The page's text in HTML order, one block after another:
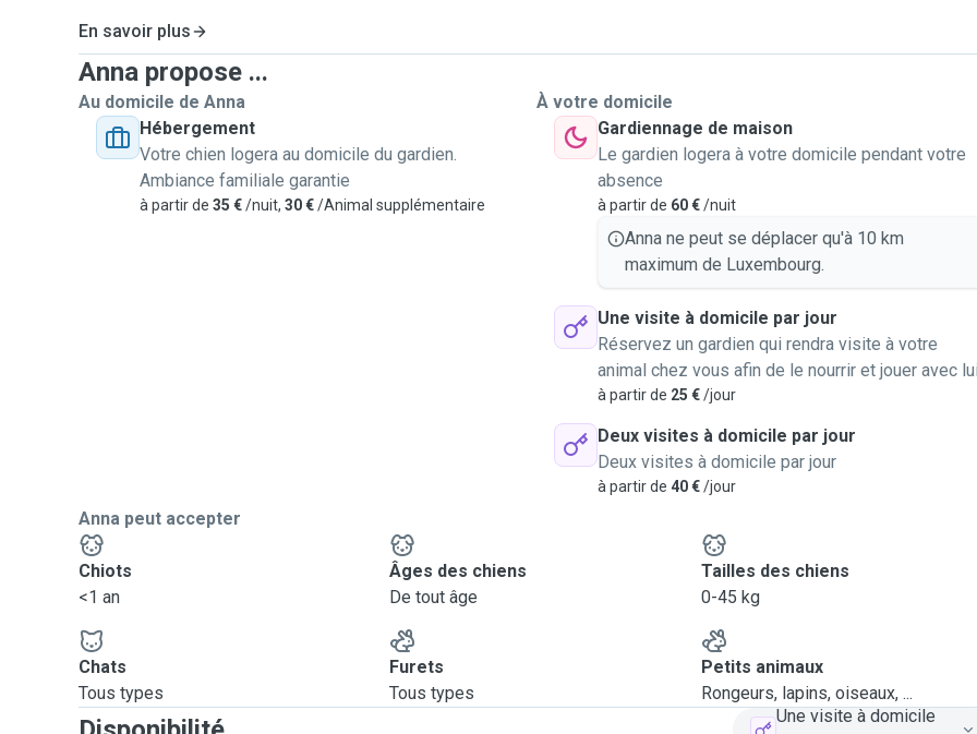
En savoir plus
Anna propose ...
Au domicile de Anna
Hébergement
Votre chien logera au domicile du gardien.
Ambiance familiale garantie
à partir de 35 €/nuit, 30 €/Animal supplémentaire
À votre domicile
Gardiennage de maison
Le gardien logera à votre domicile pendant votre
absence
à partir de 60 €/nuit
Anna ne peut se déplacer qu'à 10 km
maximum de Luxembourg.
Une visite à domicile par jour
Réservez un gardien qui rendra visite à votre
animal chez vous afin de le nourrir et jouer avec
à partir de 25 €/jour
Deux visites à domicile par jour
Deux visites à domicile par jour
à partir de 40 €/jour
Anna peut accepter
Chiots
<1 an
Âges des chiens
De tout âge
Tailles des chiens
0-45 kg
Chats
Tous types
Furets
Tous types
Petits animaux
Rongeurs, lapins, oiseaux, ...
Une visite à domicile